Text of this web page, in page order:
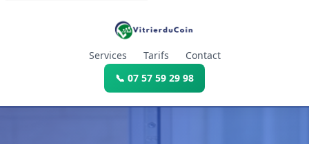
Services Tarifs
Contact
📞 07 57 59 29 98